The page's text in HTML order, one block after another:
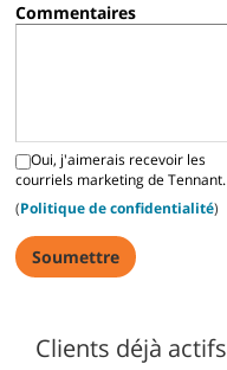
Commentaires
Oui, j'aimerais recevoir les
courriels marketing de Tennant.
(Politique de confidentialité)
Clients déjà actifs